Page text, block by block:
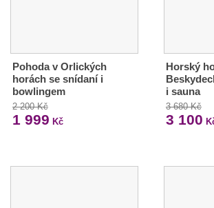
Pohoda v Orlických
horách se snídaní i
bowlingem
2 200 Kč
1 999 Kč
Horský
i sauna
3 680 Kč
3 100